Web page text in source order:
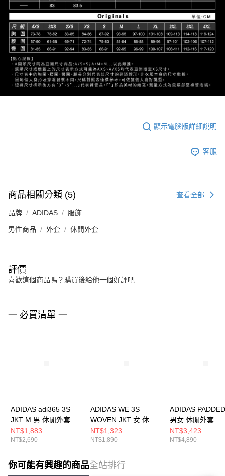
顯示電腦版詳細說明
客服
商品相關分類 (5) 查看全部
品牌 ADIDAS 服飾
男性商品 外套 休閒外套
評價
喜歡這個商品嗎？購買後給他一個好評吧
一 必買清單 一
ADIDAS adi365 3S
JKT M 男 休閒外套
KQ8061
NT$1,883
NT$2,690
ADIDAS WE 3S
WOVEN JKT 女 休閒
外套 JD6539
NT$1,323
NT$1,890
ADIDAS
男女 休閒外套
KG3224
NT$3,423
NT$4,890
你可能有興趣的商品全站排行